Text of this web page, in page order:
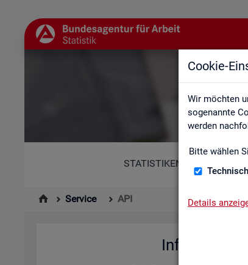
Cookie-
Wir möchten
sogenannte
werden
Bitte wählen
Details
STATISTIKEN
Service API